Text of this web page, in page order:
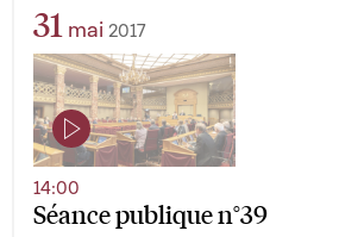
31 mai 2017
Séance publique n°39
14:00